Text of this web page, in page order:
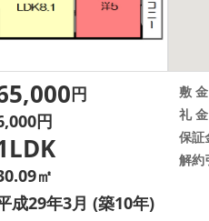
円
円
㎡
成29年3月 (築10年)
敷 金
礼 金
保証
解約